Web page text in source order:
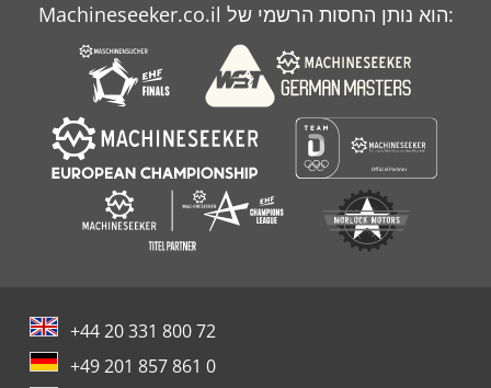
Machineseeker.co.il הוא נותן החסות הרשמי של:
+44 20 331 800 72
+49 201 857 861 0